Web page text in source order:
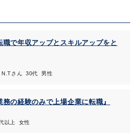
職で年収アップとスキルアップをと
N.Tさん 30代 男性
務の経験のみで上場企業に転職』
以上 女性